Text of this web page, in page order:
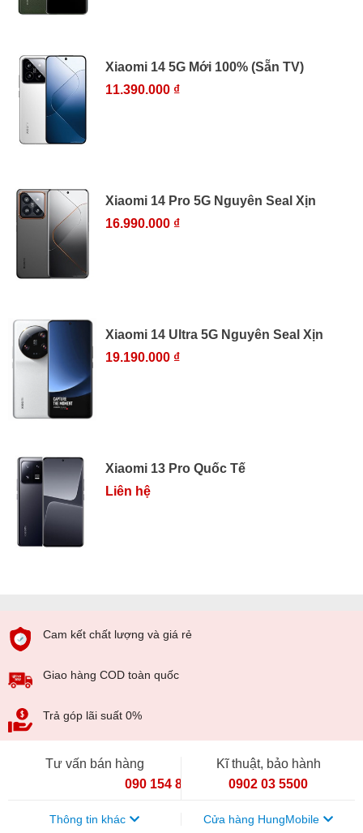
Xiaomi 14 5G Mới 100% (Sẵn TV)
11.390.000 ₫
Xiaomi 14 Pro 5G Nguyên Seal Xịn
16.990.000 ₫
Xiaomi 14 Ultra 5G Nguyên Seal Xịn
19.190.000 ₫
Xiaomi 13 Pro Quốc Tế
Liên hệ
Cam kết chất lượng và giá rẻ
Giao hàng COD toàn quốc
Trả góp lãi suất 0%
Tư vấn bán hàng
090 154 8866
Kĩ thuật, bảo hành
0902 03 5500
Thông tin khác Cửa hàng HungMobile